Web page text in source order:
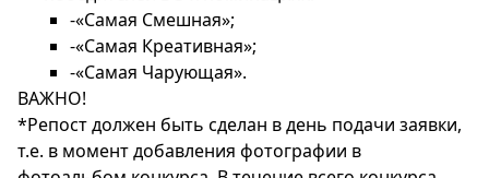
-«Самая Смешная»;
-«Самая Креативная»;
-«Самая Чарующая».
ВАЖНО!
*Репост должен быть сделан в день подачи заявки,
т.е. в момент добавления фотографии в